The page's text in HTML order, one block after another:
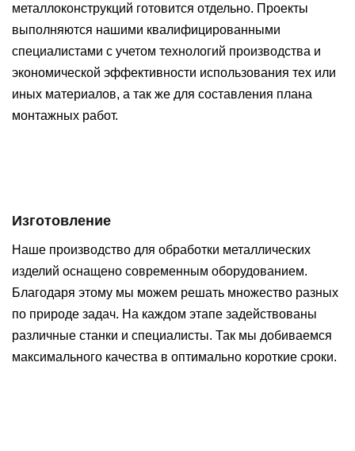
металлоконструкций готовится отдельно. Проекты
выполняются нашими квалифицированными
специалистами с учетом технологий производства и
экономической эффективности использования тех или
иных материалов, а так же для составления плана
монтажных работ.
Изготовление
Наше производство для обработки металлических
изделий оснащено современным оборудованием.
Благодаря этому мы можем решать множество разных
по природе задач. На каждом этапе задействованы
различные станки и специалисты. Так мы добиваемся
максимального качества в оптимально короткие сроки.